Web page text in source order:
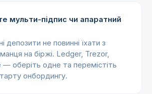
мульти-підпис чи апаратний
депозити не повинні їхати з
на біржі. Ledger, Trezor,
— оберіть одне та перемістіть
онбордингу.